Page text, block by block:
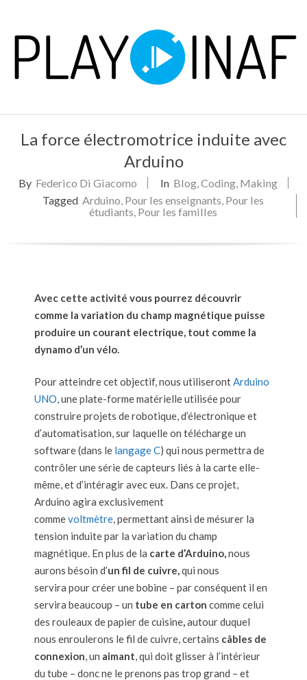
content
P
L
A
Navigation
La force électromotrice induite avec
Arduino
By Federico Di Giacomo In Blog,Coding, Making
Tagged Arduino, Pour les enseignants, Pour les
étudiants, Pour les familles
Avec cette activité vous pourrez découvrir
comme la variation du champ magnétique puisse
produire un courant electrique, tout comme la
dynamo d’un vélo.
Pour atteindre cet objectif, nous utiliserontArduino
UNO, une plate-forme matérielle utilisée pour
construire projets de robotique, d’électronique et
d’automatisation, sur laquelle on télécharge un
software (dans le langage C) qui nous permettra de
contrôler une série de capteurs liés à la carte elle-
même, et d’intéragir avec eux. Dans ce projet,
Arduino agira exclusivement
commevoltmètre, permettant ainsi de mésurer la
tension induite par la variation du champ
magnétique. ​En plus de la carte d’Arduino,nous
aurons bésoin d’un fil de cuivre,qui nous
servira pour créer une bobine – par conséquent il en
servira beaucoup – un tube en carton comme celui
des rouleaux de papier de cuisine,autour duquel
nous enroulerons le fil de cuivre, certains câbles de
connexion, un aimant, qui doit glisser à l’intérieur
du tube – donc ne le prenons pas trop grand – et